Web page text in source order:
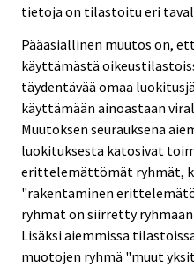
tietoja on tilastoitu eri
Pääasiallinen muutos on,
käyttämästä
täydentävää omaa
käyttämään ainoastaan
Muutoksen seurauksena
luokituksesta katosivat
erittelemättömät ryhmät,
"rakentaminen
ryhmät on siirretty
Lisäksi aiemmissa
muotojen ryhmä "muut